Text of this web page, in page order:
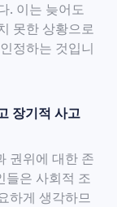
. 이는 늦어도
못한 상황으로
정하는 것입니
장기적 사고
권위에 대한 존
들은 사회적 조
하게 생각하므